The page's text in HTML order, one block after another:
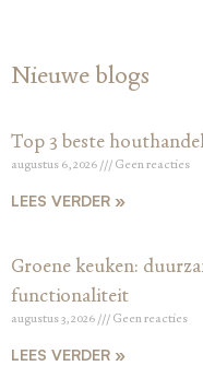
Nieuwe blogs
Top 3 beste
augustus 6, 2026 Geen reacties
LEES VERDER »
Groene keuken:
functionaliteit
augustus 3, 2026 Geen reacties
LEES VERDER »